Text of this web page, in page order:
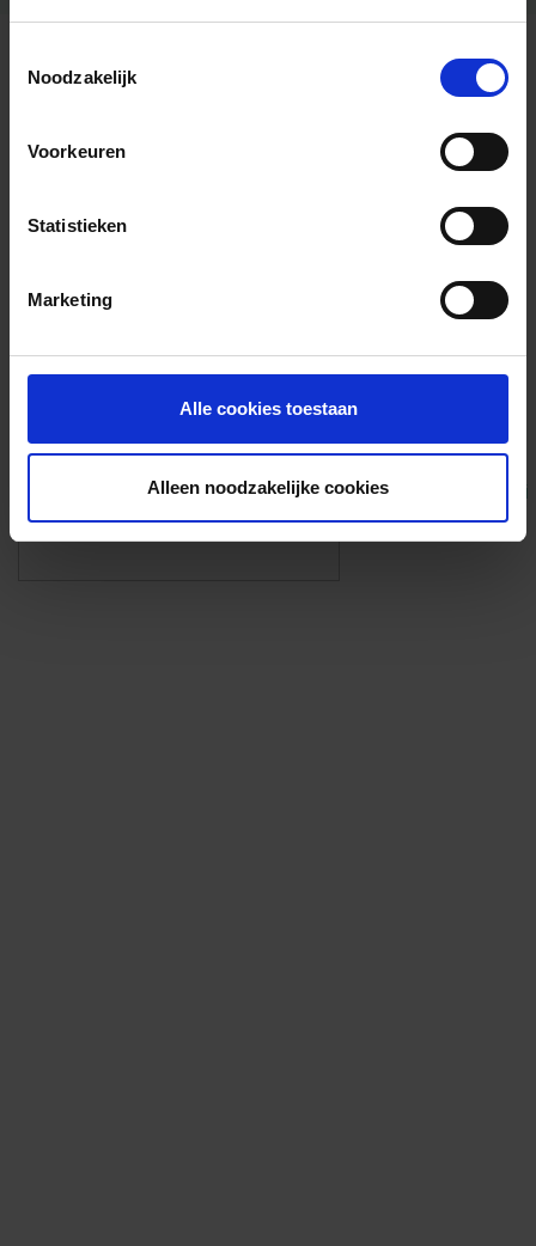
Noodzakelijk
Voorkeuren
Statistieken
Marketing
Alle cookies toestaan
Alleen noodzakelijke cookies
Algemene informatie
Foto’s ({{photos.length}})
Eigen foto’s